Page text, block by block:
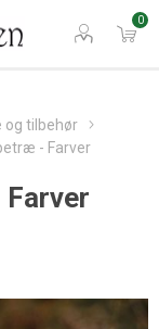
0
og tilbehør
- Farver